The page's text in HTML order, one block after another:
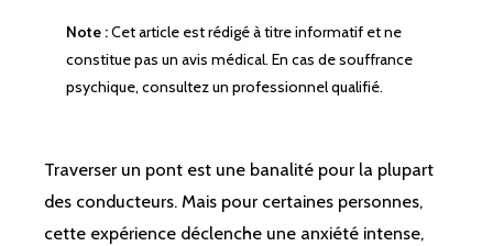
Note :Cet article est rédigé à titre informatif et ne
constitue pas un avis médical. En cas de souffrance
psychique, consultez un professionnel qualifié.
Traverser un pont est une banalité pour la plupart
des conducteurs. Mais pour certaines personnes,
cette expérience déclenche une anxiété intense,